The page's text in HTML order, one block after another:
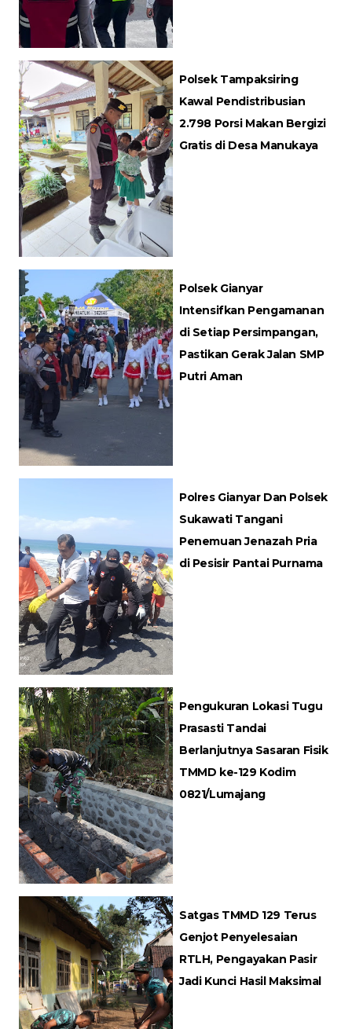
Polsek Tampaksiring
Kawal Pendistribusian
2.798 Porsi Makan Bergizi
Gratis di Desa Manukaya
Polsek Gianyar
Intensifkan Pengamanan
di Setiap Persimpangan,
Pastikan Gerak Jalan SMP
Putri Aman
Polres Gianyar Dan Polsek
Sukawati Tangani
Penemuan Jenazah Pria
di Pesisir Pantai Purnama
Pengukuran Lokasi Tugu
Prasasti Tandai
Berlanjutnya Sasaran Fisik
TMMD ke-129 Kodim
0821/Lumajang
Satgas TMMD 129 Terus
Genjot Penyelesaian
RTLH, Pengayakan Pasir
Jadi Kunci Hasil Maksimal